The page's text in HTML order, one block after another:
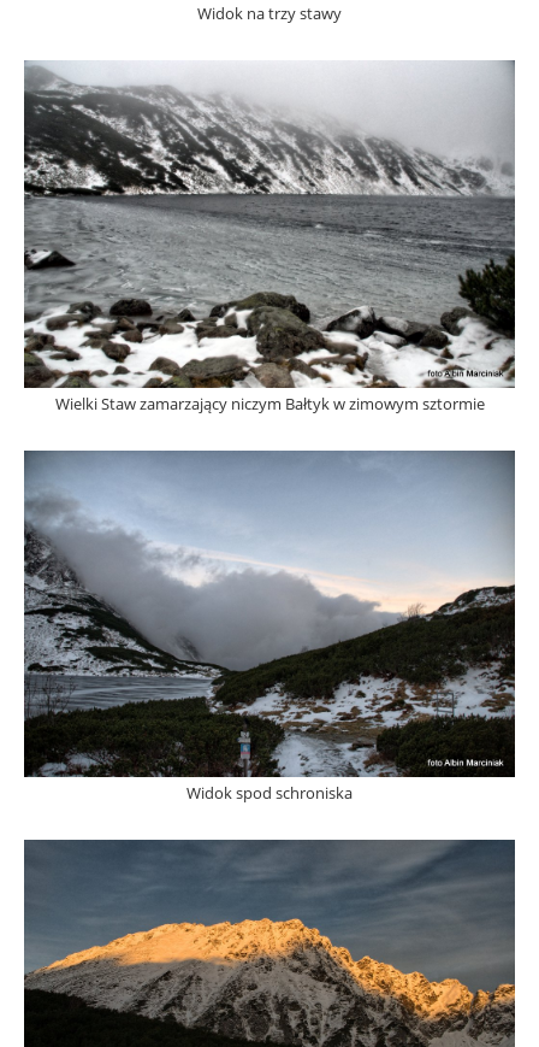
Widok na trzy stawy
Wielki Staw zamarzający niczym Bałtyk w zimowym sztormie
Widok spod schroniska